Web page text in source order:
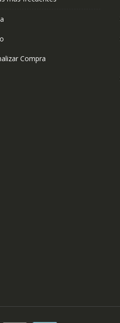
Compra